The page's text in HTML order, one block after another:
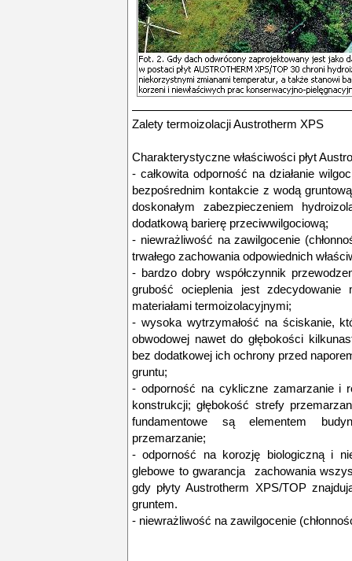
Zalety termoizolacji Austrotherm XPS
Charakterystyczne właściwości płyt
- całkowita odporność na działanie
bezpośrednim kontakcie z wodą
doskonałym zabezpieczeniem
dodatkową barierę przeciwwilgociową;
- niewrażliwość na zawilgocenie
trwałego zachowania odpowiednich
- bardzo dobry współczynnik
grubość ocieplenia jest
materiałami termoizolacyjnymi;
- wysoka wytrzymałość na ściskanie,
obwodowej nawet do głębokości
bez dodatkowej ich ochrony przed
gruntu;
- odporność na cykliczne zamarzanie i
konstrukcji; głębokość strefy
fundamentowe są elementem
przemarzanie;
- odporność na korozję biologiczną i
glebowe to gwarancja zachowania
gdy płyty Austrotherm XPS/TOP
gruntem.
- niewrażliwość na zawilgocenie